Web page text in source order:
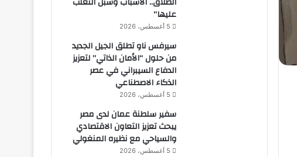
عليها”
5 أغسطس، 2026
سيرفس ناو تطلق الجيل الجديد
من حلول “الأمان الذاتي” لتعزيز
الدفاع السيبراني في عصر
الذكاء الاصطناعي
5 أغسطس، 2026
سفير سلطنة عمان لدى مصر
يبحث تعزيز التعاون الاقتصادي
والسياحي مع نظيره المنغولي
5 أغسطس، 2026